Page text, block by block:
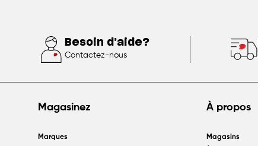
Besoin d’aide?
Contactez-nous
Magasinez
Marques
À propos
Magasins